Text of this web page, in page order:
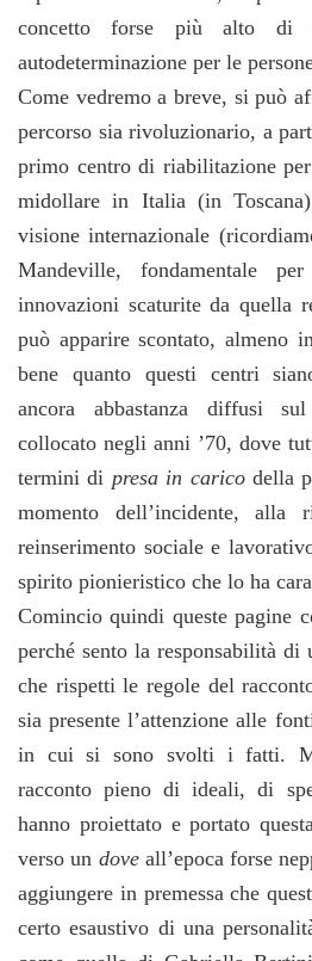
concetto forse più alto di
autodeterminazione per le
Come vedremo a breve, si può
percorso sia rivoluzionario, a
primo centro di riabilitazione
midollare in Italia (in
visione internazionale
Mandeville, fondamentale
innovazioni scaturite da quella
può apparire scontato, almeno
bene quanto questi centri
ancora abbastanza diffusi
collocato negli anni ’70, dove
termini di presa in caricodella
momento dell’incidente, alla
reinserimento sociale e
spirito pionieristico che lo ha
Comincio quindi queste pagine
perché sento la responsabilità di
che rispetti le regole del
sia presente l’attenzione alle
in cui si sono svolti i fatti.
racconto pieno di ideali, di
hanno proiettato e portato
verso un doveall’epoca forse
aggiungere in premessa che
certo esaustivo di una